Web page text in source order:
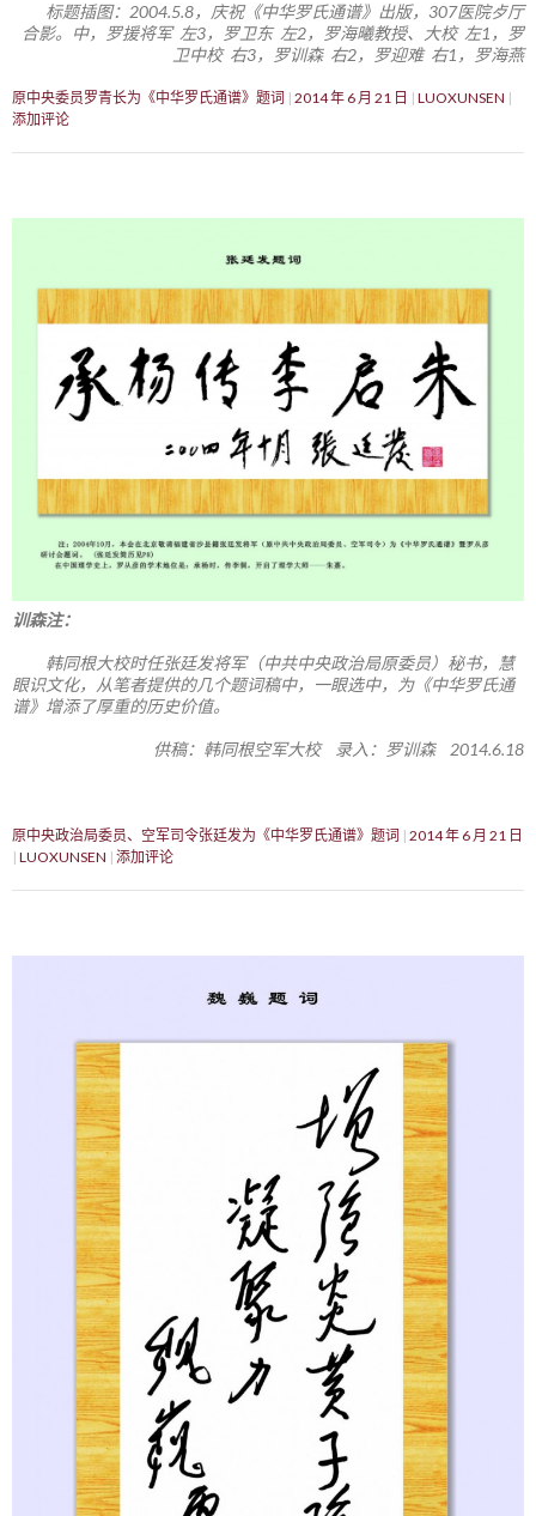
标题插图：2004.5.8，庆祝《中华罗氏通谱》出版，307医院歺厅
合影。中，罗援将军 左3，罗卫东 左2，罗海曦教授、大校 左1，罗
卫中校 右3，罗训森 右2，罗迎难 右1，罗海燕
原中央委员罗青长为《中华罗氏通谱》题词 2014 年 6 月 21 日
LUOXUNSEN
添加评论
训森注：
韩同根大校时任张廷发将军（中共中央政治局原委员）秘书，慧
眼识文化，从笔者提供的几个题词稿中，一眼选中，为《中华罗氏通
谱》增添了厚重的历史价值。
供稿：韩同根空军大校 录入：罗训森 2014.6.18
原中央政治局委员、空军司令张廷发为《中华罗氏通谱》题词 2014 年 6 月 21 日
LUOXUNSEN 添加评论